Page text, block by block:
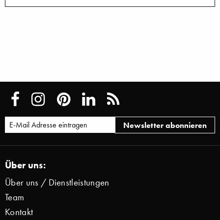
Über uns:
Über uns / Dienstleistungen
Team
Kontakt